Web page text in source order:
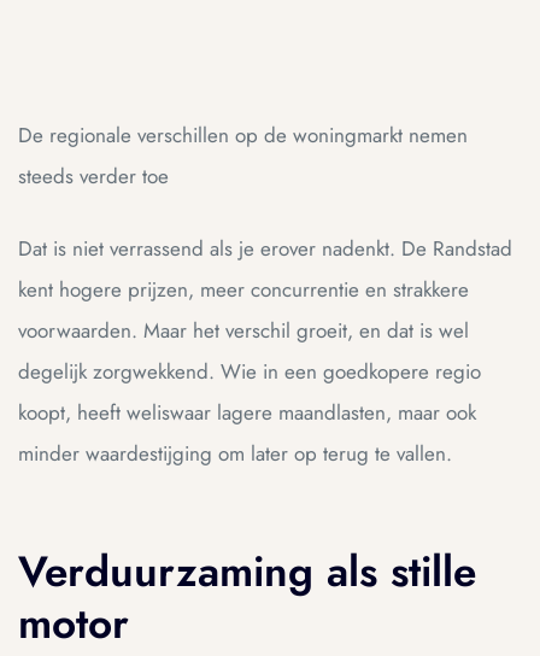
De regionale verschillen op de woningmarkt nemen
steeds verder toe
Dat is niet verrassend als je erover nadenkt. De Randstad
kent hogere prijzen, meer concurrentie en strakkere
voorwaarden. Maar het verschil groeit, en dat is wel
degelijk zorgwekkend. Wie in een goedkopere regio
koopt, heeft weliswaar lagere maandlasten, maar ook
minder waardestijging om later op terug te vallen.
Verduurzaming als stille
motor